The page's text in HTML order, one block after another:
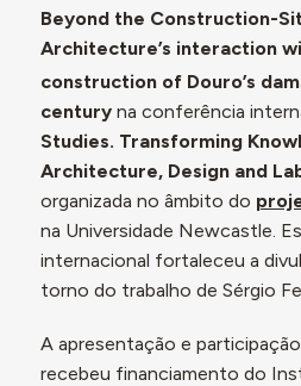
Beyond the Construction-
Architecture’s interaction
construction of Douro’s
centuryna conferência
Studies. Transforming
Architecture, Design and
organizada no âmbito do
na Universidade Newcastle.
internacional fortaleceu a
torno do trabalho de Sérgio
A apresentação e
recebeu financiamento do